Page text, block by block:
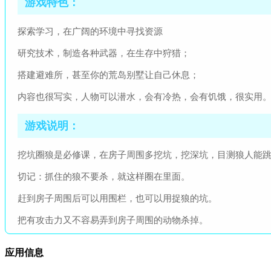
探索学习，在广阔的环境中寻找资源
研究技术，制造各种武器，在生存中狩猎；
搭建避难所，甚至你的荒岛别墅让自己休息；
内容也很写实，人物可以潜水，会有冷热，会有饥饿，很实用。
游戏说明：
挖坑圈狼是必修课，在房子周围多挖坑，挖深坑，目测狼人能
切记：抓住的狼不要杀，就这样圈在里面。
赶到房子周围后可以用围栏，也可以用捉狼的坑。
把有攻击力又不容易弄到房子周围的动物杀掉。
应用信息